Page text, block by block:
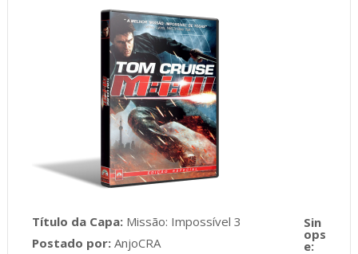
Título da Capa:Missão: Impossível 3
Postado por:AnjoCRA